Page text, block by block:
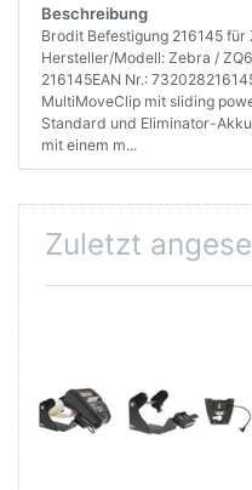
Beschreibung
Brodit Befestigung 216145
Hersteller/Modell: Zebra /
216145EAN Nr.:
MultiMoveClip mit sliding
Standard und Eliminator-
mit einem m...
Zuletzt